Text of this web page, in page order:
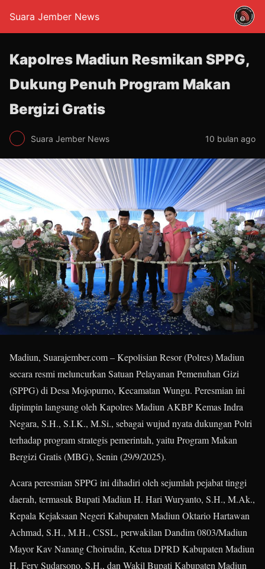
Suara Jember News
Kapolres Madiun Resmikan SPPG,
Dukung Penuh Program Makan
Bergizi Gratis
Suara Jember News 10 bulan ago
Madiun, Suarajember.com – Kepolisian Resor (Polres) Madiun
secara resmi meluncurkan Satuan Pelayanan Pemenuhan Gizi
(SPPG) di Desa Mojopurno, Kecamatan Wungu. Peresmian ini
dipimpin langsung oleh Kapolres Madiun AKBP Kemas Indra
Negara, S.H., S.I.K., M.Si., sebagai wujud nyata dukungan Polri
terhadap program strategis pemerintah, yaitu Program Makan
Bergizi Gratis (MBG), Senin (29/9/2025).
Acara peresmian SPPG ini dihadiri oleh sejumlah pejabat tinggi
daerah, termasuk Bupati Madiun H. Hari Wuryanto, S.H., M.Ak.,
Kepala Kejaksaan Negeri Kabupaten Madiun Oktario Hartawan
Achmad, S.H., M.H., CSSL, perwakilan Dandim 0803/Madiun
Mayor Kav Nanang Choirudin, Ketua DPRD Kabupaten Madiun
H. Fery Sudarsono, S.H., dan Wakil Bupati Kabupaten Madiun